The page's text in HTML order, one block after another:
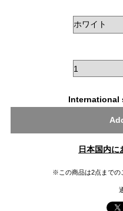
International
日本国内に
※この商品は2点までの